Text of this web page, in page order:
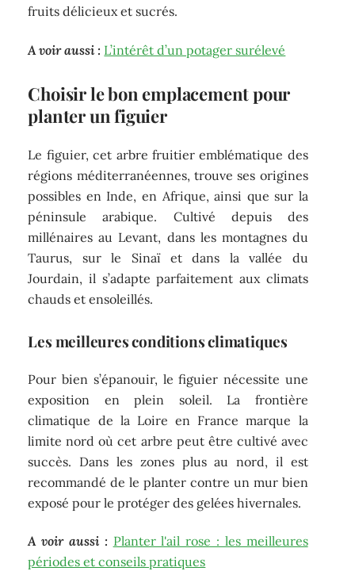
fruits délicieux et sucrés.
A voir aussi : L’intérêt d’un potager surélevé
Choisir le bon emplacement pour
planter un figuier
Le figuier, cet arbre fruitier emblématique des
régions méditerranéennes, trouve ses origines
possibles en Inde, en Afrique, ainsi que sur la
péninsule arabique. Cultivé depuis des
millénaires au Levant, dans les montagnes du
Taurus, sur le Sinaï et dans la vallée du
Jourdain, il s’adapte parfaitement aux climats
chauds et ensoleillés.
Les meilleures conditions climatiques
Pour bien s’épanouir, le figuier nécessite une
exposition en plein soleil. La frontière
climatique de la Loire en France marque la
limite nord où cet arbre peut être cultivé avec
succès. Dans les zones plus au nord, il est
recommandé de le planter contre un mur bien
exposé pour le protéger des gelées hivernales.
A voir aussi : Planter l'ail rose : les meilleures
périodes et conseils pratiques